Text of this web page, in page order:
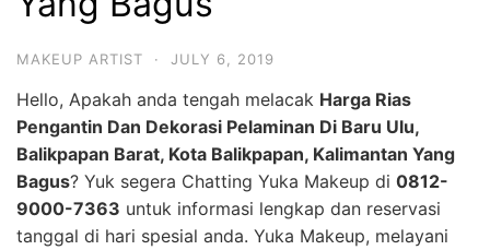
MAKEUP ARTIST · JULY 6, 2019
Hello, Apakah anda tengah melacak Harga Rias
Pengantin Dan Dekorasi Pelaminan Di Baru Ulu,
Balikpapan Barat, Kota Balikpapan, Kalimantan Yang
Bagus? Yuk segera Chatting Yuka Makeup di 0812-
9000-7363 untuk informasi lengkap dan reservasi
tanggal di hari spesial anda. Yuka Makeup, melayani